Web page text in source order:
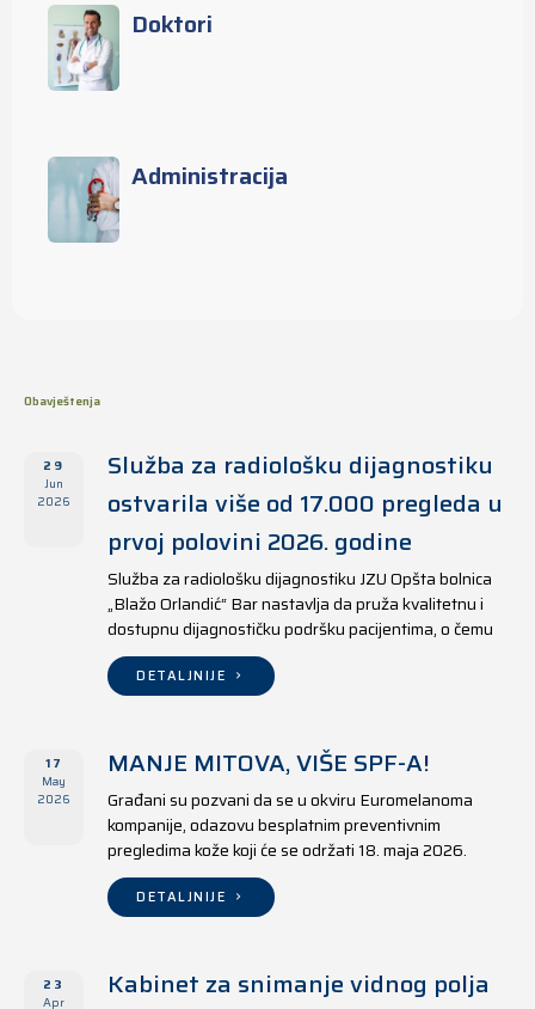
Doktori
Administracija
Obavještenja
29
Jun
2026
Služba za radiološku dijagnostiku
ostvarila više od 17.000 pregleda u
prvoj polovini 2026. godine
Služba za radiološku dijagnostiku JZU Opšta bolnica
„Blažo Orlandić“ Bar nastavlja da pruža kvalitetnu i
dostupnu dijagnostičku podršku pacijentima, o čemu
svjedoče i rezultati ostvareni u periodu od 1. januara
do 17. juna 2026. godine.
DETALJNIJE
17
May
2026
MANJE MITOVA, VIŠE SPF-A!
Građani su pozvani da se u okviru Euromelanoma
kompanije, odazovu besplatnim preventivnim
pregledima kože koji će se održati 18. maja 2026.
godine u jedanaest opština širom Crne Gore, kako u
državnim tako i u privatnim zdravstvenim ustanovama.
DETALJNIJE
23
Apr
Kabinet za snimanje vidnog polja